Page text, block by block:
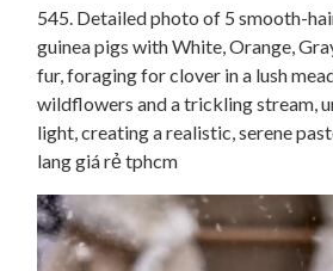
545. Detailed photo of 5 smooth-
guinea pigs with White, Orange,
fur, foraging for clover in a lush
wildflowers and a trickling stream,
light, creating a realistic, serene
lang giá rẻ tphcm